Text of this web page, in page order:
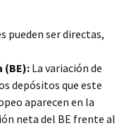
pueden ser directas,
(BE):La variación de
depósitos que este
aparecen en la
neta del BE frente al